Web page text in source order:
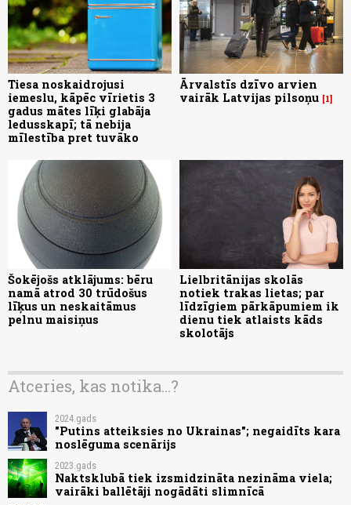
Tiesa noskaidrojusi
iemeslu, kāpēc vīrietis 3
gadus mātes līķi glabāja
ledusskapī; tā nebija
mīlestība pret tuvāko
Ārvalstīs dzīvo arvien
vairāk Latvijas pilsoņu 1
Šokējošs atklājums: bēru
namā atrod 30 trūdošus
līķus un neskaitāmus
pelnu maisiņus
Lielbritānijas skolās
notiek trakas lietas; par
līdzīgiem pārkāpumiem ik
dienu tiek atlaists kāds
skolotājs
Atceries, kas notika...?
2024.gads
"Putins atteiksies no Ukrainas"; negaidīts kara
noslēguma scenārijs
2023.gads
Naktsklubā tiek izsmidzināta nezināma viela;
vairāki ballētāji nogādāti slimnīcā